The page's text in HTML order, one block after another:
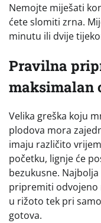
Nemojte miješati
ćete slomiti zrna.
minutu ili dvije
Pravilna
maksimalan
Velika greška koju
plodova mora
imaju različito
početku, lignje će
bezukusne.
pripremiti odvojeno
u rižoto tek pri
gotova.